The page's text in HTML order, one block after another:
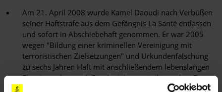
Am 21. April 2008 wurde Kamel Daoudi nach Verbüßen
seiner Haftstrafe aus dem Gefängnis La Santé entlassen
und sofort in Abschiebehaft genommen. Er war 2005
wegen "Bildung einer kriminellen Vereinigung mit
terroristischen Zielsetzungen" und Urkundenfälschung
zu sechs Jahren Haft mit anschließendem lebenslangen
Einreiseverbot nach Frankreich verurteilt worden. Dem